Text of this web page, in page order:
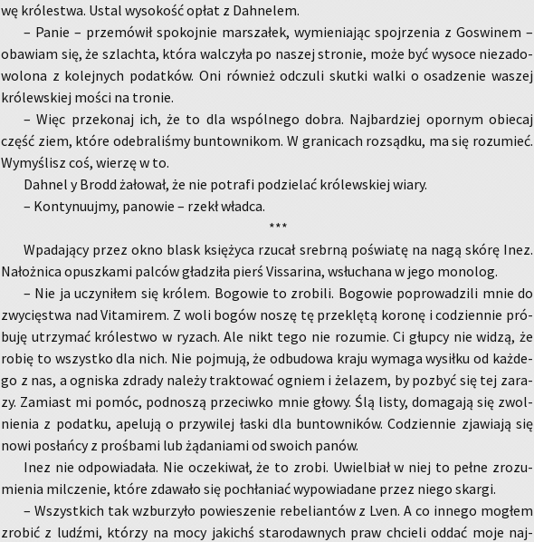
wę kró­le­stwa. Ustal wy­so­kość opłat z Dah­ne­lem.
– Panie – prze­mó­wił spo­koj­nie mar­sza­łek, wy­mie­nia­jąc spoj­rze­nia z Go­swi­nem –
oba­wiam się, że szlach­ta, która wal­czy­ła po na­szej stro­nie, może być wy­so­ce nie­za­do­
wo­lo­na z ko­lej­nych po­dat­ków. Oni rów­nież od­czu­li skut­ki walki o osa­dze­nie wa­szej
kró­lew­skiej mości na tro­nie.
– Więc prze­ko­naj ich, że to dla wspól­ne­go dobra. Naj­bar­dziej opor­nym obie­caj
część ziem, które ode­bra­li­śmy bun­tow­ni­kom. W gra­nicach roz­sąd­ku, ma się ro­zu­mieć.
Wy­my­ślisz coś, wie­rzę w to.
Dah­nel y Brodd ża­ło­wał, że nie po­tra­fi po­dzie­lać kró­lew­skiej wiary.
– Kon­ty­nu­uj­my, pa­no­wie – rzekł wład­ca.
***
Wpa­da­ją­cy przez okno blask księ­ży­ca rzu­cał srebr­ną po­świa­tę na nagą skórę Inez.
Na­łoż­ni­ca opusz­ka­mi pal­ców gła­dzi­ła pierś Vis­sa­ri­na, wsłu­cha­na w jego mo­no­log.
– Nie ja uczy­ni­łem się kró­lem. Bo­go­wie to zro­bi­li. Bo­go­wie po­pro­wa­dzi­li mnie do
zwy­cię­stwa nad Vi­ta­mi­rem. Z woli bogów noszę tę prze­klę­tą ko­ro­nę i co­dzien­nie pró­
bu­ję utrzy­mać kró­le­stwo w ry­zach. Ale nikt tego nie ro­zu­mie. Ci głup­cy nie widzą, że
robię to wszyst­ko dla nich. Nie poj­mu­ją, że od­bu­do­wa kraju wy­ma­ga wy­sił­ku od każ­de­
go z nas, a ogni­ska zdra­dy na­le­ży trak­to­wać ogniem i że­la­zem, by po­zbyć się tej za­ra­
zy. Za­miast mi pomóc, pod­no­szą prze­ciw­ko mnie głowy. Ślą listy, do­ma­ga­ją się zwol­
nie­nia z po­dat­ku, ape­lu­ją o przy­wi­lej łaski dla bun­tow­ni­ków. Co­dzien­nie zja­wiają się
nowi po­sła­ńcy z proś­ba­mi lub żą­da­nia­mi od swo­ich panów.
Inez nie od­po­wia­da­ła. Nie ocze­ki­wał, że to zrobi. Uwiel­biał w niej to pełne zro­zu­
mie­nia mil­cze­nie, które zda­wa­ło się po­chła­niać wy­po­wia­da­ne przez niego skar­gi.
– Wszyst­kich tak wzbu­rzy­ło po­wie­sze­nie re­be­lian­tów z Lven. A co in­ne­go mo­głem
zro­bić z ludź­mi, któ­rzy na mocy ja­kichś sta­ro­daw­nych praw chcie­li oddać moje naj­